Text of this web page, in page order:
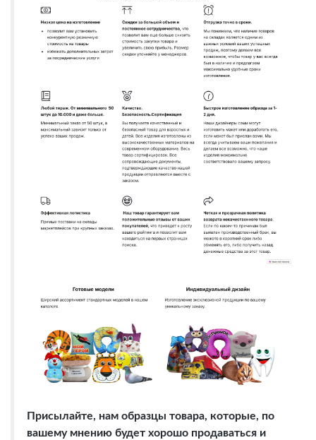
Присылайте, нам образцы товара, которые, по
вашему мнению будет хорошо продаваться и